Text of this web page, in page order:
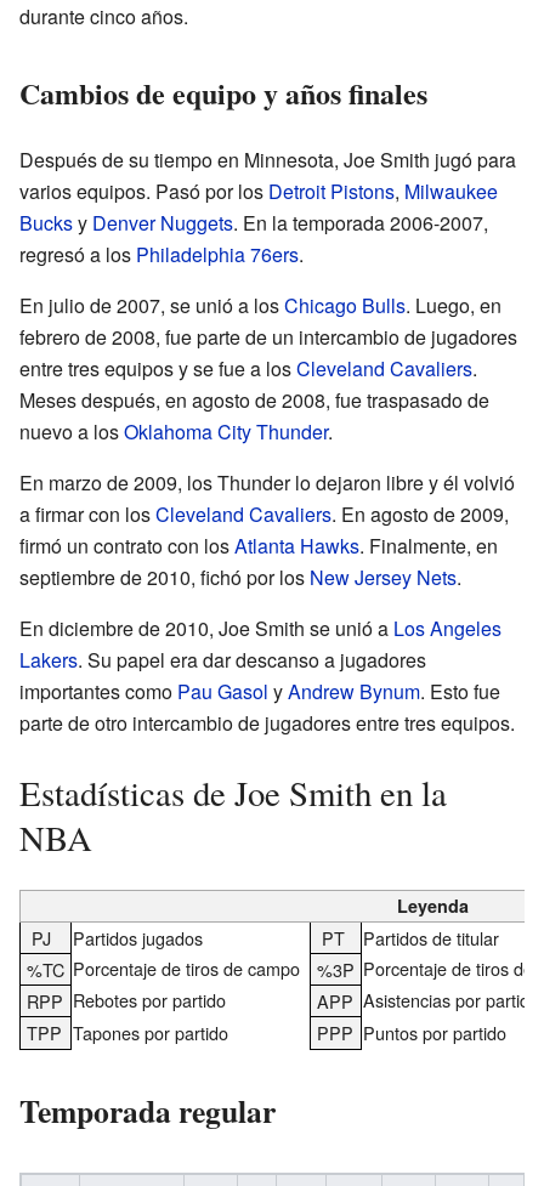
durante cinco años.
Cambios de equipo y años finales
Después de su tiempo en Minnesota, Joe Smith jugó para
varios equipos. Pasó por los Detroit Pistons, Milwaukee
Bucksy Denver Nuggets. En la temporada 2006-2007,
regresó a los Philadelphia 76ers.
En julio de 2007, se unió a losChicago Bulls. Luego, en
febrero de 2008, fue parte de un intercambio de jugadores
entre tres equipos y se fue a losCleveland Cavaliers.
Meses después, en agosto de 2008, fue traspasado de
nuevo a losOklahoma City Thunder.
En marzo de 2009, los Thunder lo dejaron libre y él volvió
a firmar con losCleveland Cavaliers. En agosto de 2009,
firmó un contrato con losAtlanta Hawks. Finalmente, en
septiembre de 2010, fichó por los New Jersey Nets.
En diciembre de 2010, Joe Smith se unió a Los Angeles
Lakers. Su papel era dar descanso a jugadores
importantes como Pau Gasol yAndrew Bynum. Esto fue
parte de otro intercambio de jugadores entre tres equipos.
Estadísticas de Joe Smith en la
NBA
Leyenda
PJ Partidos jugados PT
Partidos de titular
%TC Porcentaje de tiros de campo %3P Porcentaje de tiros de
RPP Rebotes por partido APP Asistencias por partido
TPP Tapones por partido PPP Puntos por partido
Temporada regular